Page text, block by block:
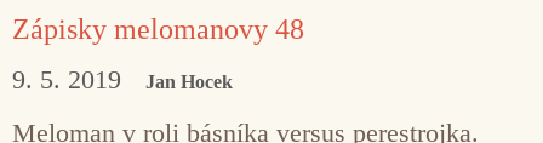
Zápisky melomanovy 48
9. 5. 2019 Jan Hocek
Meloman v roli básníka versus perestrojka.